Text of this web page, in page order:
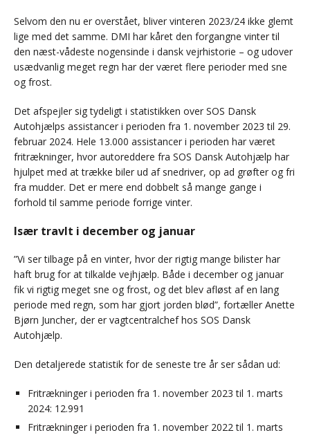
Selvom den nu er overstået, bliver vinteren 2023/24 ikke glemt
lige med det samme. DMI har kåret den forgangne vinter til
den næst-vådeste nogensinde i dansk vejrhistorie – og udover
usædvanlig meget regn har der været flere perioder med sne
og frost.
Det afspejler sig tydeligt i statistikken over SOS Dansk
Autohjælps assistancer i perioden fra 1. november 2023 til 29.
februar 2024. Hele 13.000 assistancer i perioden har været
fritrækninger, hvor autoreddere fra SOS Dansk Autohjælp har
hjulpet med at trække biler ud af snedriver, op ad grøfter og fri
fra mudder. Det er mere end dobbelt så mange gange i
forhold til samme periode forrige vinter.
Især travlt i december og januar
”Vi ser tilbage på en vinter, hvor der rigtig mange bilister har
haft brug for at tilkalde vejhjælp. Både i december og januar
fik vi rigtig meget sne og frost, og det blev afløst af en lang
periode med regn, som har gjort jorden blød”, fortæller Anette
Bjørn Juncher, der er vagtcentralchef hos SOS Dansk
Autohjælp.
Den detaljerede statistik for de seneste tre år ser sådan ud:
Fritrækninger i perioden fra 1. november 2023 til 1. marts
2024: 12.991
Fritrækninger i perioden fra 1. november 2022 til 1. marts